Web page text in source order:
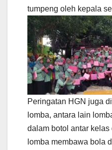
tumpeng oleh kepala
Peringatan HGN juga
lomba, antara lain
dalam botol antar kelas
lomba membawa bola